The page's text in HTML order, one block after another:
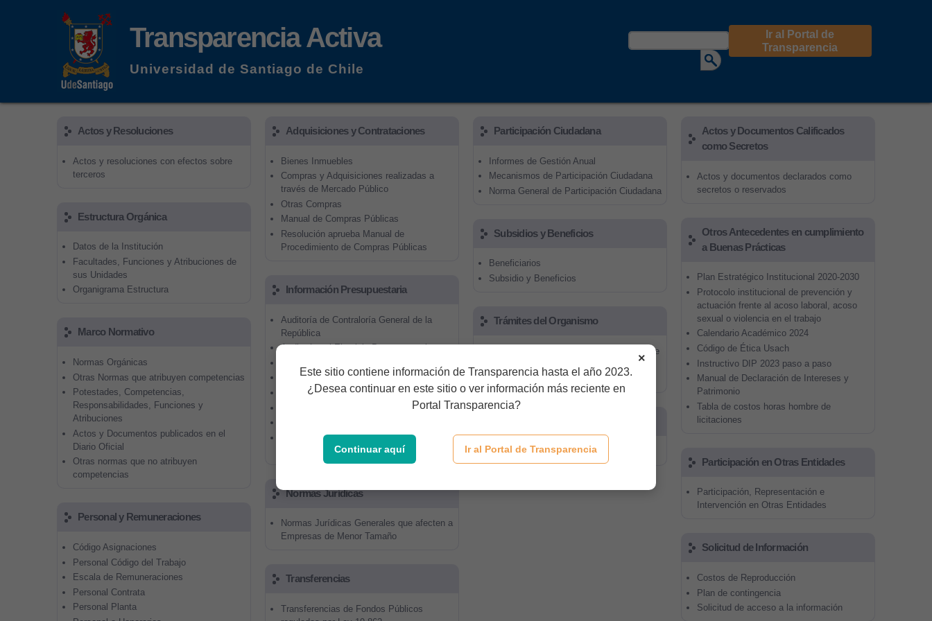
Transparencia Activa
Universidad de Santiago de Chile
Formulario de búsqueda
Ir al Portal de
Transparencia
Actos y Resoluciones
Actos y resoluciones con efectos sobre
terceros
Estructura Orgánica
Datos de la Institución
Facultades, Funciones y Atribuciones de
sus Unidades
Organigrama Estructura
Marco Normativo
Normas Orgánicas
Otras Normas que atribuyen competencias
Potestades, Competencias,
Responsabilidades, Funciones y
Atribuciones
Actos y Documentos publicados en el
Diario Oficial
Otras normas que no atribuyen
competencias
Personal y Remuneraciones
Código Asignaciones
Personal Código del Trabajo
Escala de Remuneraciones
Personal Contrata
Personal Planta
Adquisiciones y Contrataciones
Bienes Inmuebles
Compras y Adquisiciones realizadas a
través de Mercado Público
Otras Compras
Manual de Compras Públicas
Resolución aprueba Manual de
Procedimiento de Compras Públicas
Información Presupuestaria
Auditoría de Contraloría General de la
República
Auditorías al Ejercicio Presupuestario
Presupuesto Asignado
Modificaciones al presupuesto
Balance de Ejecución Presupuestaria
Gastos de Representación, Protocolo y
Normas Jurídicas
Normas Jurídicas Generales que afecten a
Empresas de Menor Tamaño
Transferencias
Transferencias de Fondos Públicos
Participación Ciudadana
Informes de Gestión Anual
Mecanismos de Participación Ciudadana
Norma General de Participación Ciudadana
Subsidios y Beneficios
Beneficiarios
Subsidio y Beneficios
Trámites del Organismo
Trámites de la Universidad de Santiago de
Trámites en Chileatiende
Ley de Lobby 20.730
Actos y Documentos Calificados
como Secretos
Actos y documentos declarados como
secretos o reservados
Otros Antecedentes en cumplimiento
a Buenas Prácticas
Plan Estratégico Institucional 2020-2030
Protocolo institucional de prevención y
actuación frente al acoso laboral, acoso
sexual o violencia en el trabajo
Calendario Académico 2024
Código de Ética Usach
Instructivo DIP 2023 paso a paso
Manual de Declaración de Intereses y
Patrimonio
Tabla de costos horas hombre de
licitaciones
Participación en Otras Entidades
Participación, Representación e
Intervención en Otras Entidades
Solicitud de Información
Costos de Reproducción
Plan de contingencia
Solicitud de acceso a la información
×
Este sitio contiene información de Transparencia hasta el año 2023.
¿Desea continuar en este sitio o ver información más reciente en
Portal Transparencia?
Continuar aquí Ir al Portal de Transparencia